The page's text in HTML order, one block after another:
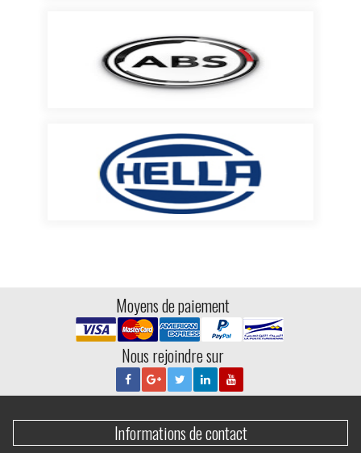
Moyens de paiement
Nous rejoindre sur
Informations de contact